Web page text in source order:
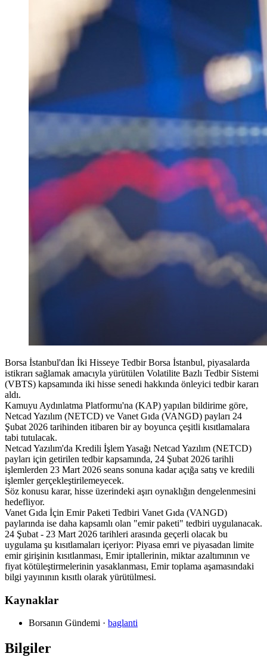
Borsa İstanbul'dan İki Hisseye Tedbir Borsa İstanbul, piyasalarda
istikrarı sağlamak amacıyla yürütülen Volatilite Bazlı Tedbir Sistemi
(VBTS) kapsamında iki hisse senedi hakkında önleyici tedbir kararı
aldı.
Kamuyu Aydınlatma Platformu'na (KAP) yapılan bildirime göre,
Netcad Yazılım (NETCD) ve Vanet Gıda (VANGD) payları 24
Şubat 2026 tarihinden itibaren bir ay boyunca çeşitli kısıtlamalara
tabi tutulacak.
Netcad Yazılım'da Kredili İşlem Yasağı Netcad Yazılım (NETCD)
payları için getirilen tedbir kapsamında, 24 Şubat 2026 tarihli
işlemlerden 23 Mart 2026 seans sonuna kadar açığa satış ve kredili
işlemler gerçekleştirilemeyecek.
Söz konusu karar, hisse üzerindeki aşırı oynaklığın dengelenmesini
hedefliyor.
Vanet Gıda İçin Emir Paketi Tedbiri Vanet Gıda (VANGD)
paylarında ise daha kapsamlı olan "emir paketi" tedbiri uygulanacak.
24 Şubat - 23 Mart 2026 tarihleri arasında geçerli olacak bu
uygulama şu kısıtlamaları içeriyor: Piyasa emri ve piyasadan limite
emir girişinin kısıtlanması, Emir iptallerinin, miktar azaltımının ve
fiyat kötüleştirmelerinin yasaklanması, Emir toplama aşamasındaki
bilgi yayınının kısıtlı olarak yürütülmesi.
Kaynaklar
Borsanın Gündemi · baglanti
Bilgiler